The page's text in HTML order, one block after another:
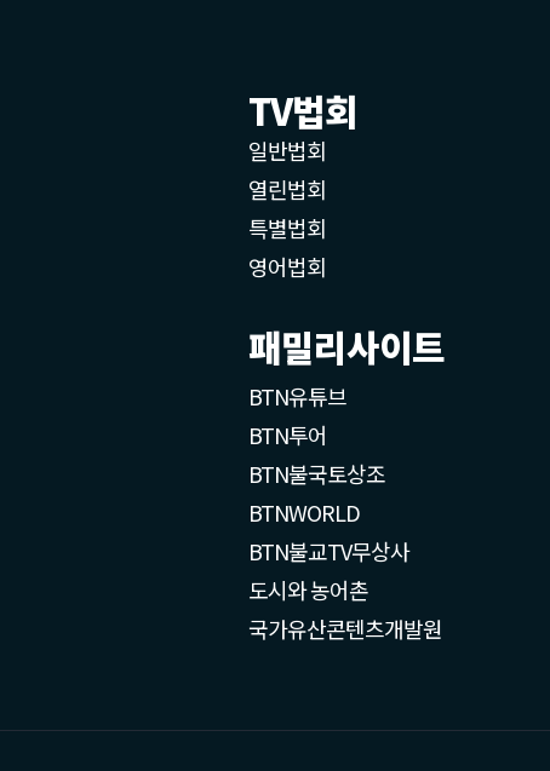
TV법회
일반법회
열린법회
특별법회
영어법회
패밀리사이트
BTN유튜브
BTN투어
BTN불국토상조
BTNWORLD
BTN불교TV무상사
도시와 농어촌
국가유산콘텐츠개발원